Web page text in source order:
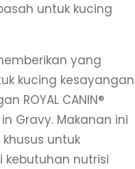
untuk kucing
yang
kucing kesayangan
ROYAL CANIN®
Gravy. Makanan ini
untuk
kebutuhan nutrisi